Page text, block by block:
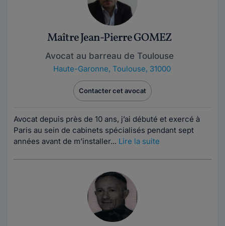
Maître Jean-Pierre GOMEZ
Avocat au barreau de Toulouse
Haute-Garonne, Toulouse, 31000
Contacter cet avocat
Avocat depuis près de 10 ans, j’ai débuté et exercé à
Paris au sein de cabinets spécialisés pendant sept
années avant de m’installer... Lire la suite